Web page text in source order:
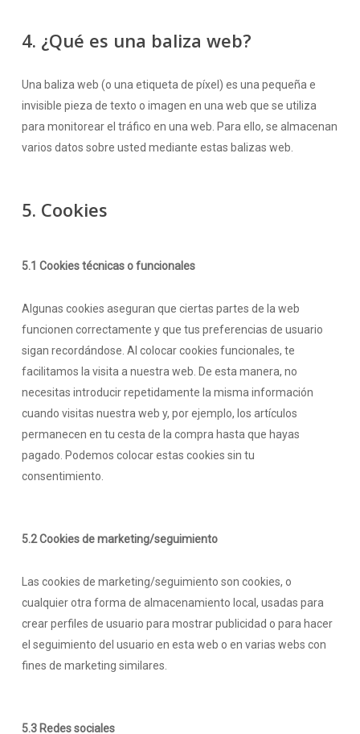
4. ¿Qué es una baliza web?
Una baliza web (o una etiqueta de píxel) es una pequeña e
invisible pieza de texto o imagen en una web que se utiliza
para monitorear el tráfico en una web. Para ello, se almacenan
varios datos sobre usted mediante estas balizas web.
5. Cookies
5.1 Cookies técnicas o funcionales
Algunas cookies aseguran que ciertas partes de la web
funcionen correctamente y que tus preferencias de usuario
sigan recordándose. Al colocar cookies funcionales, te
facilitamos la visita a nuestra web. De esta manera, no
necesitas introducir repetidamente la misma información
cuando visitas nuestra web y, por ejemplo, los artículos
permanecen en tu cesta de la compra hasta que hayas
pagado. Podemos colocar estas cookies sin tu
consentimiento.
5.2 Cookies de marketing/seguimiento
Las cookies de marketing/seguimiento son cookies, o
cualquier otra forma de almacenamiento local, usadas para
crear perfiles de usuario para mostrar publicidad o para hacer
el seguimiento del usuario en esta web o en varias webs con
fines de marketing similares.
5.3 Redes sociales